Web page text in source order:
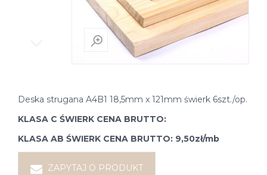
Deska strugana A4B1 18,5mm x 121mm świerk 6szt./op.
KLASA C ŚWIERK CENA BRUTTO:
KLASA AB ŚWIERK CENA BRUTTO: 9,50zł/mb
ZAPYTAJ O PRODUKT